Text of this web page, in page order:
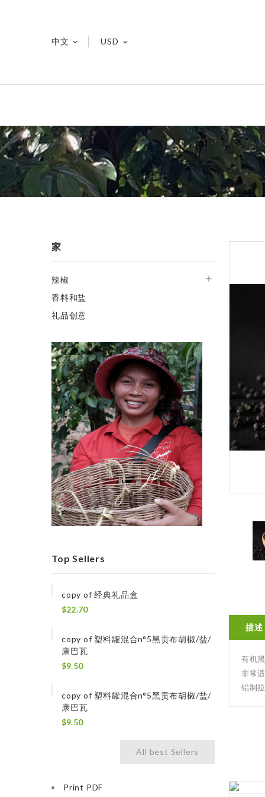
中文  USD 
家
辣椒 
香料和盐
礼品创意
Top Sellers
copy of 经典礼品盒
$22.70
copy of 塑料罐混合n°5黑贡布胡椒/盐/
康巴瓦
$9.50
copy of 塑料罐混合n°5黑贡布胡椒/盐/
康巴瓦
$9.50
All best Sellers
Print PDF
描述
有机
非常
铝制